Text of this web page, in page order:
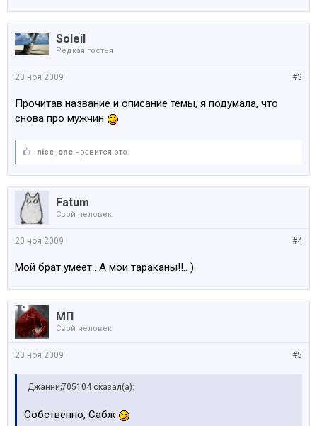
Soleil
Редкая гостья
#3
20 ноя 2009
Прочитав название и описание темы, я подумала, что
снова про мужчин
nice_one нравится это.
Fatum
Свой человек
#4
20 ноя 2009
Мой брат умеет.. А мои тараканы!!.. )
МП
Свой человек
#5
20 ноя 2009
Джанни;705104 сказал(а):
Собственно, Сабж